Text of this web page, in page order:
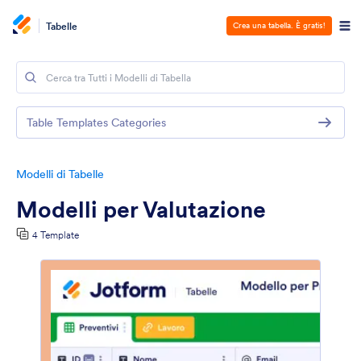
Tabelle Crea una tabella. È gratis!
Modelli di Tabelle
Modelli per Valutazione
4 Template
Table Templates Categories